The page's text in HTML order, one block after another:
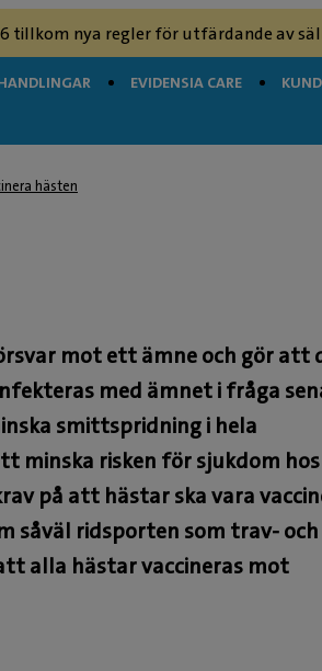
tillkom nya regler för utfärdande av
EVIDENSIA CARE
hästen
mot ett ämne och gör att
med ämnet i fråga
smittspridning i hela
minska risken för sjukdom
på att hästar ska vara
såväl ridsporten som trav- och
alla hästar vaccineras mot